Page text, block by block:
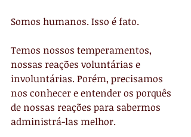
Somos humanos. Isso é fato.
Temos nossos temperamentos,
nossas reações voluntárias e
involuntárias. Porém, precisamos
nos conhecer e entender os porquês
de nossas reações para sabermos
administrá-las melhor.